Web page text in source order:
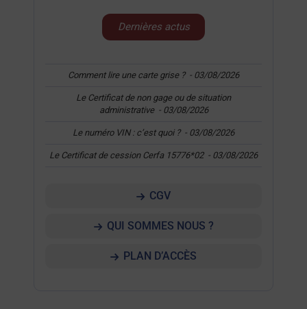
Dernières actus
Comment lire une carte grise ? - 03/08/2026
Le Certificat de non gage ou de situation
administrative - 03/08/2026
Le numéro VIN : c’est quoi ? - 03/08/2026
Le Certificat de cession Cerfa 15776*02 - 03/08/2026
CGV
QUI SOMMES NOUS ?
PLAN D’ACCÈS